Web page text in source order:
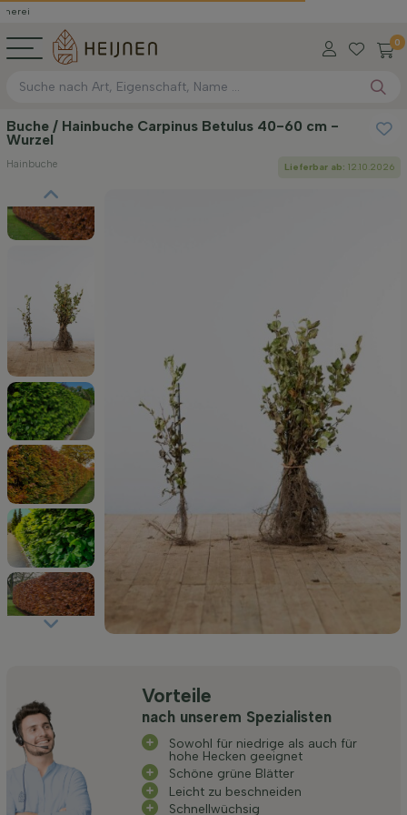
0
Buche / Hainbuche Carpinus Betulus 40-60 cm -
Wurzel
Hainbuche Lieferbar ab: 12.10.2026
Vorteile
nach unserem Spezialisten
Sowohl für niedrige als auch für
hohe Hecken geeignet
Schöne grüne Blätter
Leicht zu beschneiden
Schnellwüchsig